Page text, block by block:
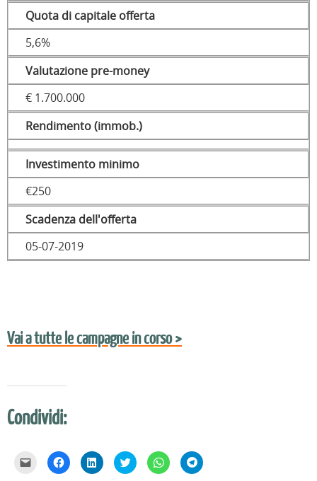
Quota di capitale offerta
5,6%
Valutazione pre-money
€ 1.700.000
Rendimento (immob.)
Investimento minimo
€250
Scadenza dell'offerta
05-07-2019
Vai a tutte le campagne in corso >
Condividi:
F
a
F
a
F
a
F
a
F
a